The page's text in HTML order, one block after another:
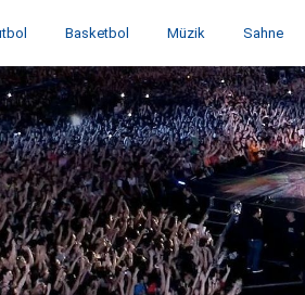
Basketbol Müzik Sahne